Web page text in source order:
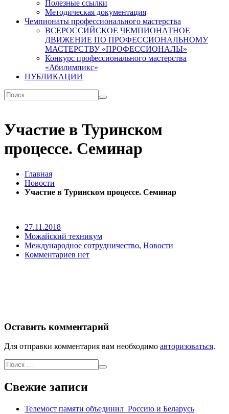
Полезные ссылки
Методическая документация
Чемпионаты профессионального мастерства
ВСЕРОССИЙСКОЕ ЧЕМПИОНАТНОЕ
ДВИЖЕНИЕ ПО ПРОФЕССИОНАЛЬНОМУ
МАСТЕРСТВУ «ПРОФЕССИОНАЛЫ»
Конкурс профессионального мастерства
«Абилимпикс»
ПУБЛИКАЦИИ
Участие в Туринском
процессе. Семинар
Главная
Новости
Участие в Туринском процессе. Семинар
27.11.2018
Можайский техникум
Международное сотрудничество, Новости
Комментариев нет
Оставить комментарий
Для отправки комментария вам необходимо авторизоваться.
Свежие записи
Телемост памяти объединил Россию и Беларусь